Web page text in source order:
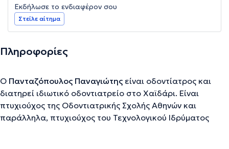
Εκδήλωσε το ενδιαφέρον σου
Στείλε αίτημα
Πληροφορίες
Ο Πανταζόπουλος Παναγιώτης είναι οδοντίατρος και
διατηρεί ιδιωτικό οδοντιατρείο στο Χαϊδάρι. Είναι
πτυχιούχος της Οδοντιατρικής Σχολής Αθηνών και
παράλληλα, πτυχιούχος του Τεχνολογικού Ιδρύματος